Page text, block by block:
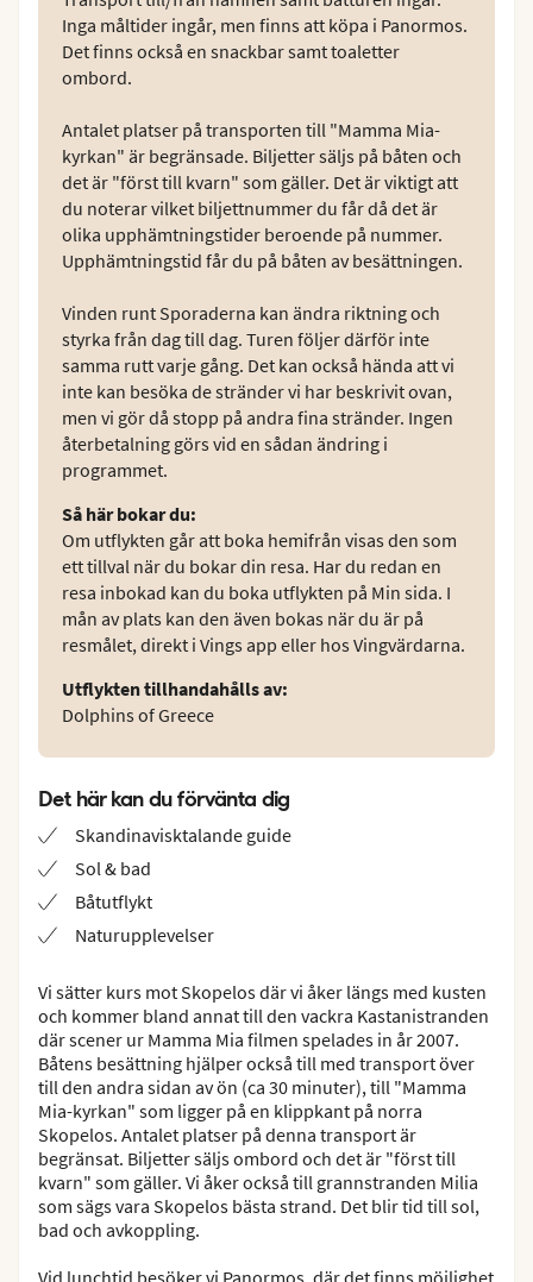
Inga måltider ingår, men finns att köpa i Panormos.
Det finns också en snackbar samt toaletter
ombord.
Antalet platser på transporten till "Mamma Mia-
kyrkan" är begränsade. Biljetter säljs på båten och
det är "först till kvarn" som gäller. Det är viktigt att
du noterar vilket biljettnummer du får då det är
olika upphämtningstider beroende på nummer.
Upphämtningstid får du på båten av besättningen.
Vinden runt Sporaderna kan ändra riktning och
styrka från dag till dag. Turen följer därför inte
samma rutt varje gång. Det kan också hända att vi
inte kan besöka de stränder vi har beskrivit ovan,
men vi gör då stopp på andra fina stränder. Ingen
återbetalning görs vid en sådan ändring i
programmet.
Så här bokar du:
Om utflykten går att boka hemifrån visas den som
ett tillval när du bokar din resa. Har du redan en
resa inbokad kan du boka utflykten på Min sida. I
mån av plats kan den även bokas när du är på
resmålet, direkt i Vings app eller hos Vingvärdarna.
Utflykten tillhandahålls av:
Dolphins of Greece
Vi sätter kurs mot Skopelos där vi åker längs med kusten
och kommer bland annat till den vackra Kastanistranden
där scener ur Mamma Mia filmen spelades in år 2007.
Båtens besättning hjälper också till med transport över
till den andra sidan av ön (ca 30 minuter), till "Mamma
Mia-kyrkan" som ligger på en klippkant på norra
Skopelos. Antalet platser på denna transport är
begränsat. Biljetter säljs ombord och det är "först till
kvarn" som gäller. Vi åker också till grannstranden Milia
som sägs vara Skopelos bästa strand. Det blir tid till sol,
bad och avkoppling.
Vid lunchtid besöker vi Panormos, där det finns möjlighet
Det här kan du förvänta dig
Skandinavisktalande guide
Sol & bad
Båtutflykt
Naturupplevelser